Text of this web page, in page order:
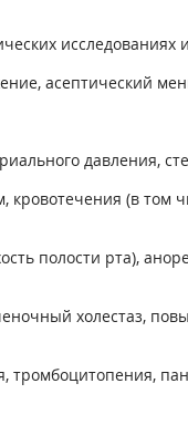
асептический
давления,
(в том
полости рта),
холестаз,